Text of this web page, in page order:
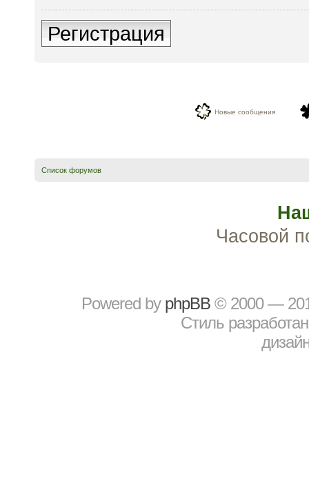
Регистрация
Новые сообщения
Список форумов
Часовой
Powered by рhрBВ © 2000 —
Стиль